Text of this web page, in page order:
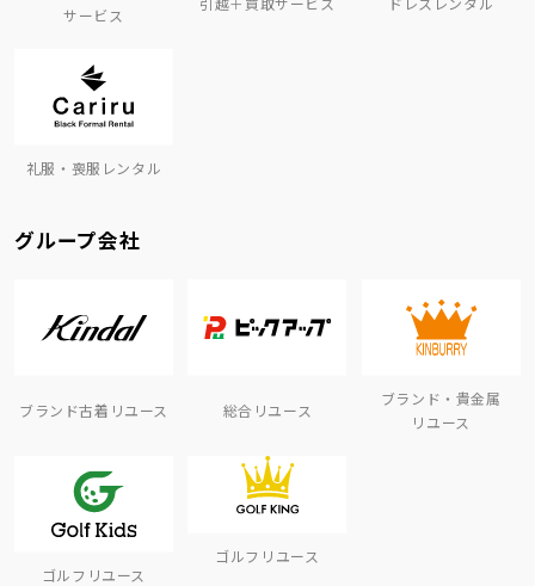
サービス
礼服・喪服レンタル
グループ会社
ブランド古着リユース 総合リユース
ブランド・貴金属
リユース
ゴルフリユース
ゴルフリユース